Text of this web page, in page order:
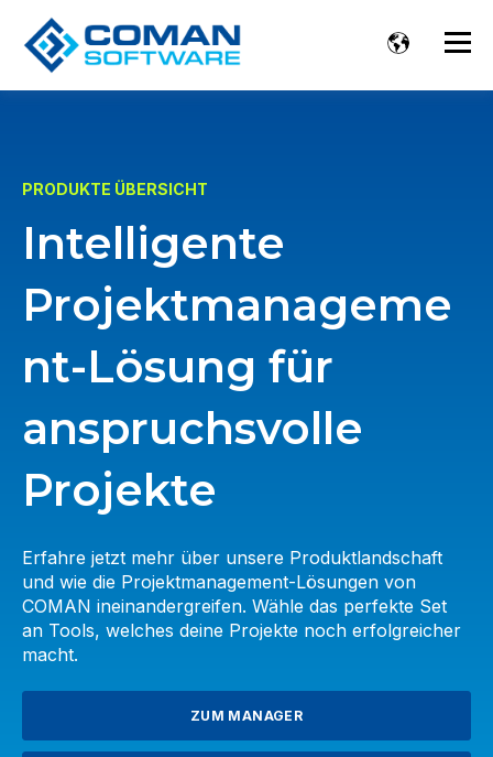
PRODUKTE ÜBERSICHT
Intelligente
Projektmanageme
nt-Lösung für
anspruchsvolle
Projekte
Erfahre jetzt mehr über unsere Produktlandschaft
und wie die Projektmanagement-Lösungen von
COMAN ineinandergreifen. Wähle das perfekte Set
an Tools, welches deine Projekte noch erfolgreicher
macht.
ZUM MANAGER